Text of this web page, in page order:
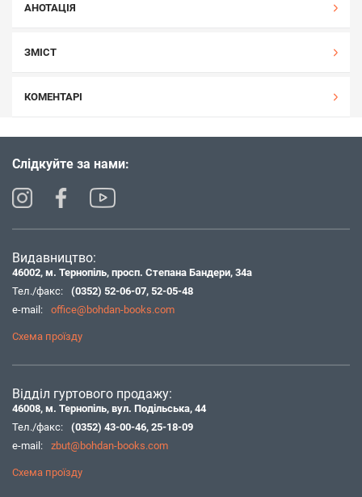
АНОТАЦІЯ
ЗМІСТ
КОМЕНТАРІ
Слідкуйте за нами:
Видавництво:
46002, м. Тернопіль, просп. Степана Бандери, 34а
Тел./факс:
(0352) 52-06-07, 52-05-48
e-mail:
office@bohdan-books.com
Схема проїзду
Відділ гуртового продажу:
46008, м. Тернопіль, вул. Подільська, 44
Тел./факс:
(0352) 43-00-46, 25-18-09
e-mail:
zbut@bohdan-books.com
Схема проїзду